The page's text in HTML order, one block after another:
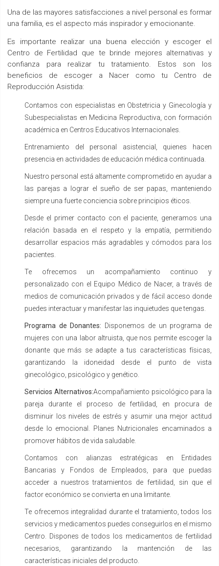
Una de las mayores satisfacciones a nivel personal es formar
una familia, es el aspecto más inspirador y emocionante.
Es importante realizar una buena elección y escoger el
Centro de Fertilidad que te brinde mejores alternativas y
confianza para realizar tu tratamiento. Estos son los
beneficios de escoger a Nacer como tu Centro de
Reproducción Asistida:
Contamos con especialistas en Obstetricia y Ginecología y
Subespecialistas en Medicina Reproductiva, con formación
académica en Centros Educativos Internacionales.
Entrenamiento del personal asistencial, quienes hacen
presencia en actividades de educación médica continuada.
Nuestro personal está altamente comprometido en ayudar a
las parejas a lograr el sueño de ser papas, manteniendo
siempre una fuerte conciencia sobre principios éticos.
Desde el primer contacto con el paciente, generamos una
relación basada en el respeto y la empatía, permitiendo
desarrollar espacios más agradables y cómodos para los
pacientes.
Te ofrecemos un acompañamiento continuo y
personalizado con el Equipo Médico de Nacer, a través de
medios de comunicación privados y de fácil acceso donde
puedes interactuar y manifestar las inquietudes que tengas.
Programa de Donantes: Disponemos de un programa de
mujeres con una labor altruista, que nos permite escoger la
donante que más se adapte a tus características físicas,
garantizando la idoneidad desde el punto de vista
ginecológico, psicológico y genético.
Servicios Alternativos:Acompañamiento psicológico para la
pareja durante el proceso de fertilidad, en procura de
disminuir los niveles de estrés y asumir una mejor actitud
desde lo emocional. Planes Nutricionales encaminados a
promover hábitos de vida saludable.
Contamos con alianzas estratégicas en Entidades
Bancarias y Fondos de Empleados, para que puedas
acceder a nuestros tratamientos de fertilidad, sin que el
factor económico se convierta en una limitante.
Te ofrecemos integralidad durante el tratamiento, todos los
servicios y medicamentos puedes conseguirlos en el mismo
Centro. Dispones de todos los medicamentos de fertilidad
necesarios, garantizando la mantención de las
características iniciales del producto.